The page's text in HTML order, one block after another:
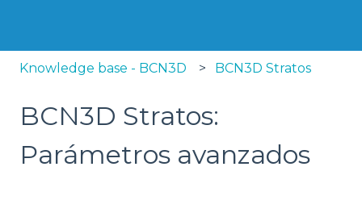
Knowledge base - BCN3D BCN3D Stratos
BCN3D Stratos:
Parámetros avanzados